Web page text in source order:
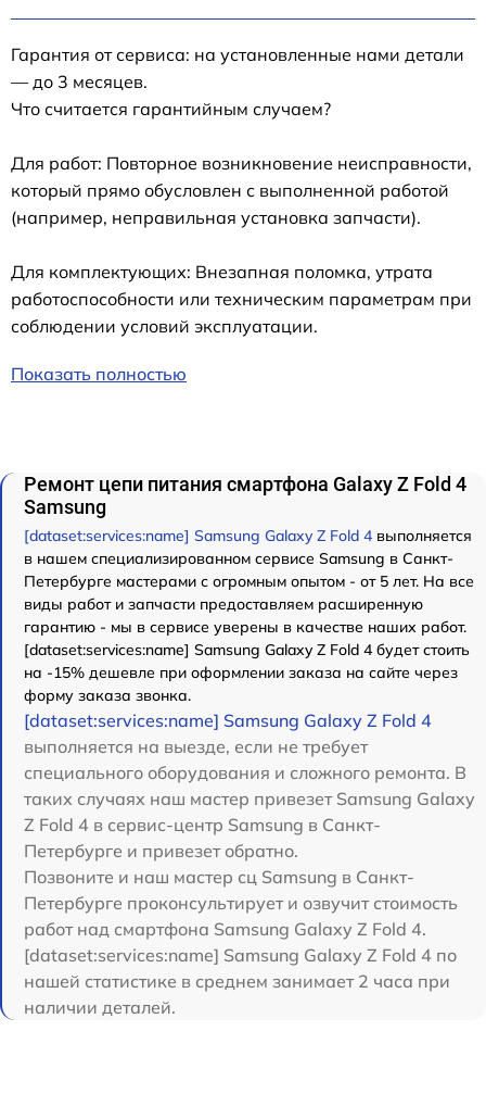
Гарантия от сервиса: на установленные нами детали
— до 3 месяцев.
Что считается гарантийным случаем?
Для работ: Повторное возникновение неисправности,
который прямо обусловлен с выполненной работой
(например, неправильная установка запчасти).
Для комплектующих: Внезапная поломка, утрата
работоспособности или техническим параметрам при
соблюдении условий эксплуатации.
Показать полностью
Ремонт цепи питания смартфона Galaxy Z Fold 4
Samsung
[dataset:services:name] Samsung Galaxy Z Fold 4 выполняется
в нашем специализированном сервисе Samsung в Санкт-
Петербурге мастерами с огромным опытом - от 5 лет. На все
виды работ и запчасти предоставляем расширенную
гарантию - мы в сервисе уверены в качестве наших работ.
[dataset:services:name] Samsung Galaxy Z Fold 4 будет стоить
на -15% дешевле при оформлении заказа на сайте через
форму заказа звонка.
[dataset:services:name] Samsung Galaxy Z Fold 4
выполняется на выезде, если не требует
специального оборудования и сложного ремонта. В
таких случаях наш мастер привезет Samsung Galaxy
Z Fold 4 в сервис-центр Samsung в Санкт-
Петербурге и привезет обратно.
Позвоните и наш мастер сц Samsung в Санкт-
Петербурге проконсультирует и озвучит стоимость
работ над смартфона Samsung Galaxy Z Fold 4.
[dataset:services:name] Samsung Galaxy Z Fold 4 по
нашей статистике в среднем занимает 2 часа при
наличии деталей.